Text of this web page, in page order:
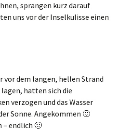
sprangen kurz darauf
uns vor der Inselkulisse einen
vor dem langen, hellen Strand
hatten sich die
verzogen und das Wasser
Sonne. Angekommen 🙂
endlich 🙂